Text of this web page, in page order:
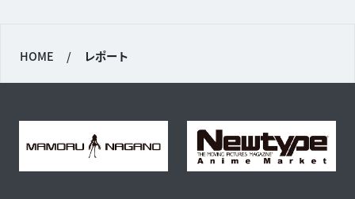
HOME / レポート